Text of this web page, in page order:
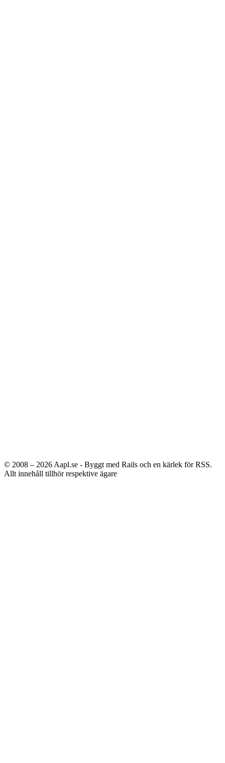
© 2008 – 2026 Aapl.se - Byggt med Rails och en kärlek för RSS.
Allt innehåll tillhör respektive ägare